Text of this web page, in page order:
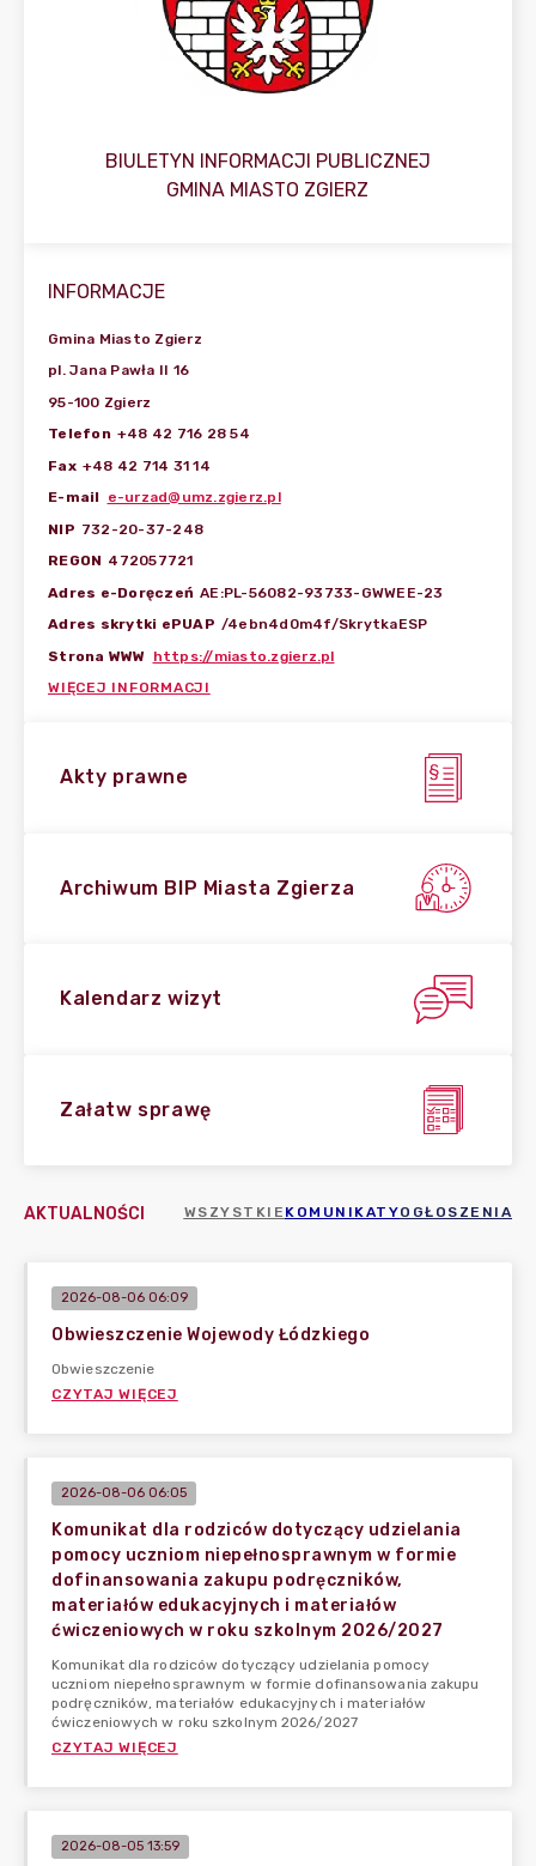
BIULETYN INFORMACJI PUBLICZNEJ
GMINA MIASTO ZGIERZ
INFORMACJE
Gmina Miasto Zgierz
pl. Jana Pawła II 16
95-100 Zgierz
Telefon +48 42 716 28 54
Fax +48 42 714 31 14
E-mail e-urzad@umz.zgierz.pl
NIP 732-20-37-248
REGON 472057721
Adres e-Doręczeń AE:PL-56082-93733-GWWEE-23
Adres skrytki ePUAP /4ebn4d0m4f/SkrytkaESP
Strona WWW https://miasto.zgierz.pl
WIĘCEJ INFORMACJI
Akty prawne
Archiwum BIP Miasta Zgierza
Kalendarz wizyt
Załatw sprawę
AKTUALNOŚCI WSZYSTKIE KOMUNIKATYOGŁOSZENIA
2026-08-06 06:09
Obwieszczenie Wojewody Łódzkiego
Obwieszczenie
CZYTAJ WIĘCEJ
2026-08-06 06:05
Komunikat dla rodziców dotyczący udzielania
pomocy uczniom niepełnosprawnym w formie
dofinansowania zakupu podręczników,
materiałów edukacyjnych i materiałów
ćwiczeniowych w roku szkolnym 2026/2027
Komunikat dla rodziców dotyczący udzielania pomocy
uczniom niepełnosprawnym w formie dofinansowania zakupu
podręczników, materiałów edukacyjnych i materiałów
ćwiczeniowych w roku szkolnym 2026/2027
CZYTAJ WIĘCEJ
2026-08-05 13:59